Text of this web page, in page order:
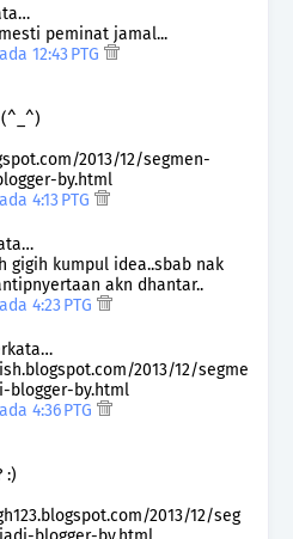
peminat jamal...
12:43 PTG
2013/12/segmen-
by.html
4:13 PTG
gigih kumpul idea..sbab nak
akn dhantar..
4:23 PTG
2013/12/segme
blogger-by.html
4:36 PTG
:)
2013/12/seg